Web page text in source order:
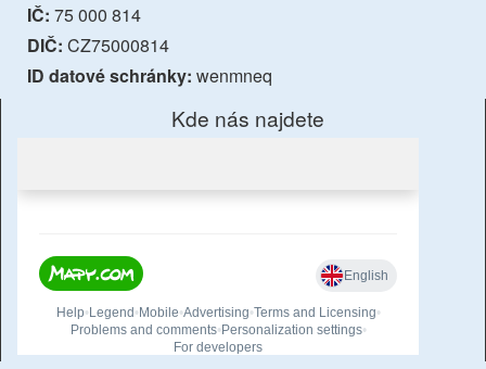
IČ: 75 000 814
DIČ: CZ75000814
ID datové schránky: wenmneq
Kde nás najdete